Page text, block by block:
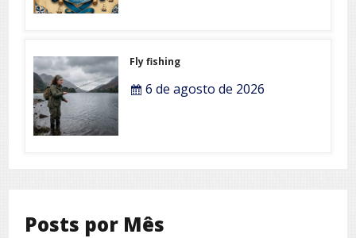
Fly fishing
6 de agosto de 2026
Posts por Mês